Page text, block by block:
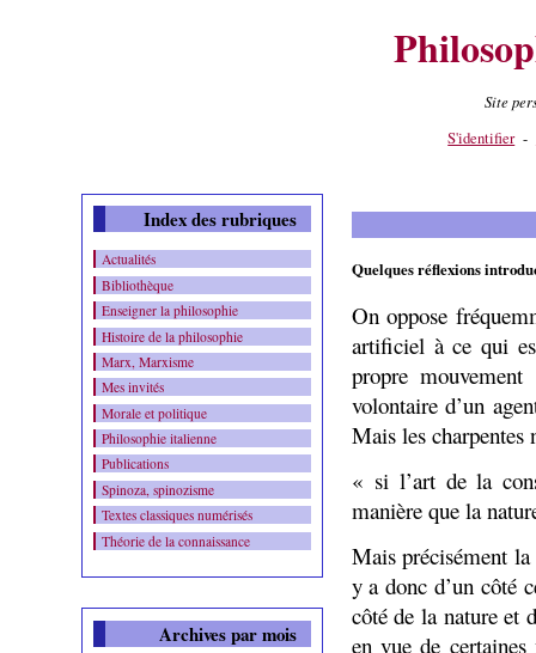
Site
S'identifier -
Index des rubriques
Actualités
Bibliothèque
Enseigner la philosophie
Histoire de la philosophie
Marx, Marxisme
Mes invités
Morale et politique
Philosophie italienne
Publications
Spinoza, spinozisme
Textes classiques numérisés
Théorie de la connaissance
Archives par mois
Quelques réflexions
On oppose
artificiel à ce qui
propre
volontaire d’un
Mais les
« si l’art de la
manière que la
Mais précisément
y a donc d’un côté
côté de la nature et
en vue de